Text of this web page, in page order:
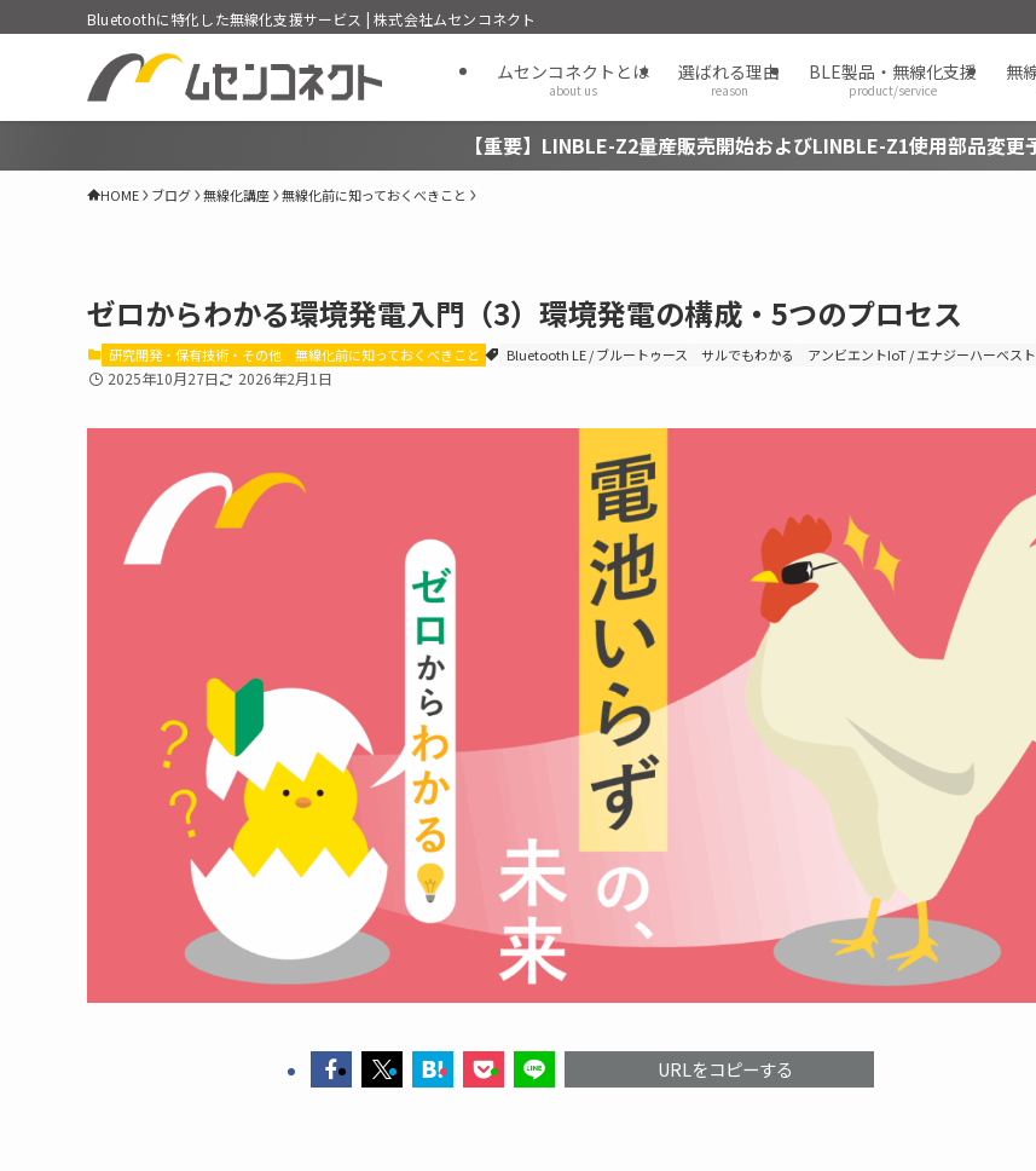
Bluetoothに特化した無線化支援サービス | 株式会社ムセンコネクト
ムセンコネクトとは
about us
選ばれる理由
reason
BLE製品・無線化支援
product/service
無
【重要】LINBLE-Z2量産販売開始およびLINBLE-Z1使用部品変更
HOME ブログ 無線化講座 無線化前に知っておくべきこと
ゼロからわかる環境発電入門（3）環境発電の構成・5つのプロセス
研究開発・保有技術・その他 無線化前に知っておくべきこと Bluetooth LE / ブルートゥース サルでもわかる アンビエントIoT / エナジーハーベスト
2025年10月27日 2026年2月1日
URLをコピーする